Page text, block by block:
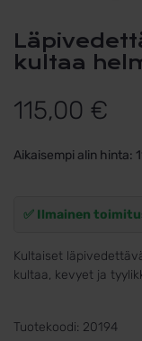
Läpivedettävät ketjukorvakorut
kultaa
115,00 €
Aikaisempi alin hinta:
✅ Ilmainen
Kultaiset
kultaa, kevyet ja
Tuotekoodi: 20194